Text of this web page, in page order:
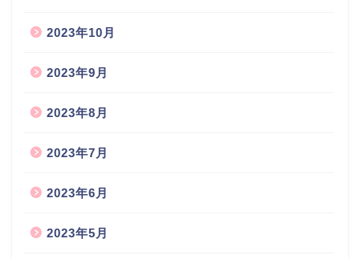
2023年10月
2023年9月
2023年8月
2023年7月
2023年6月
2023年5月